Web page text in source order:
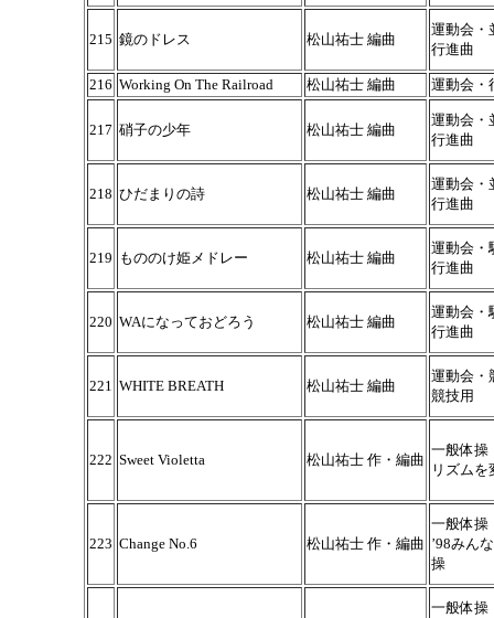
215 鏡のドレス 松山祐士 編曲
運動会・
行進曲
216 Working On The Railroad 松山祐士 編曲 運動会・
217 硝子の少年 松山祐士 編曲
運動会・
行進曲
218 ひだまりの詩 松山祐士 編曲
運動会・
行進曲
219 もののけ姫メドレー 松山祐士 編曲
運動会・
行進曲
220 WAになっておどろう 松山祐士 編曲
運動会・
行進曲
221 WHITE BREATH 松山祐士 編曲
運動会・
競技用
222 Sweet Violetta 松山祐士 作・編曲
一般体操
リズムを
223 Change No.6 松山祐士 作・編曲
一般体操
’98みん
操
一般体操